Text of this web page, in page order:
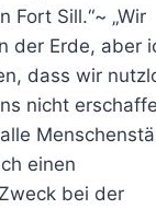
Fort Sill.“~ „Wir
der Erde, aber
dass wir
nicht
einen
bei der